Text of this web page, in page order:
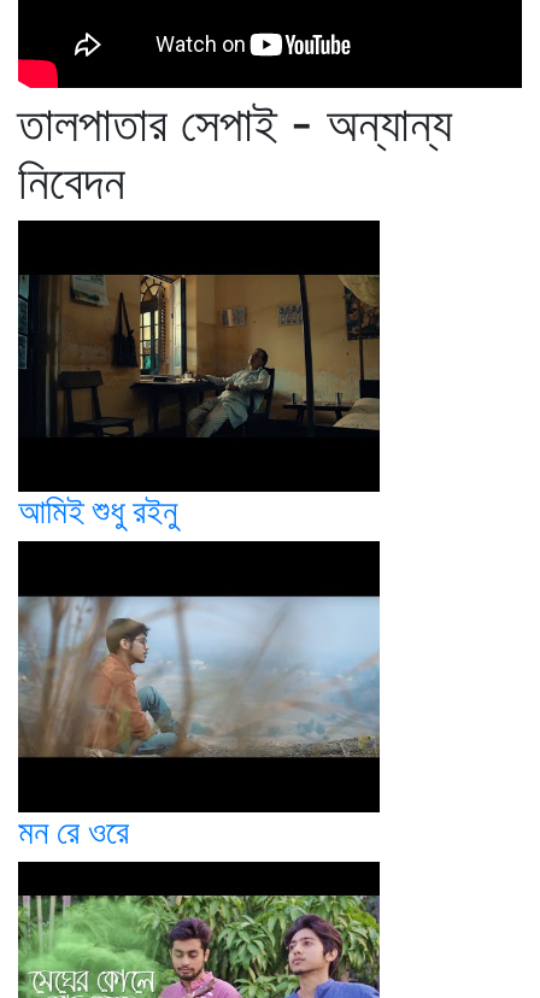
তালপাতার সেপাই - অন্যান্য
নিবেদন
আমিই শুধু রইনু
মন রে ওরে